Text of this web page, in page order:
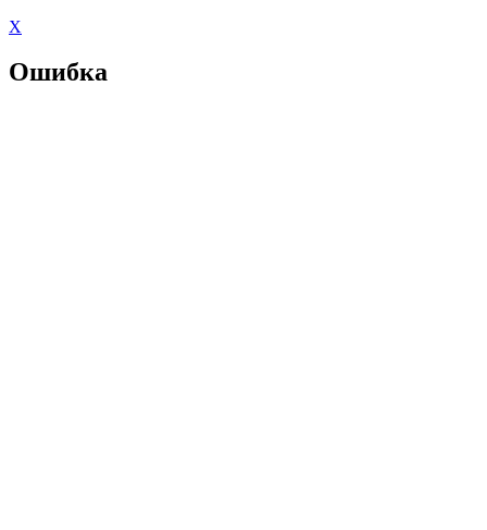
X
Ошибка